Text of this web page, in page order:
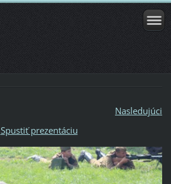
Nasledujúci
Spustiť prezentáciu